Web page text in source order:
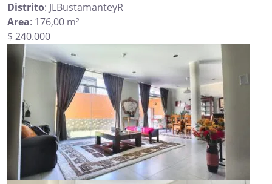
Distrito: JLBustamanteyR
Area: 176,00 m²
$ 240.000